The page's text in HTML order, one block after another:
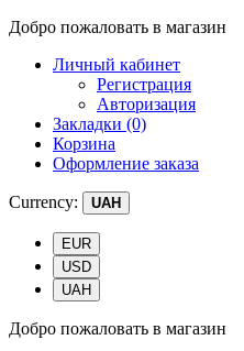
Добро пожаловать в магазин
Личный кабинет
Регистрация
Авторизация
Закладки (0)
Корзина
Оформление заказа
Currency: UAH
EUR
USD
UAH
Добро пожаловать в магазин